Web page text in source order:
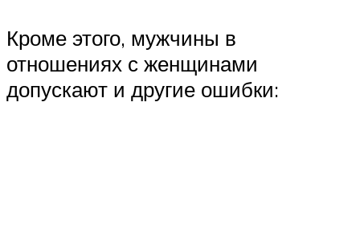
Кроме этого, мужчины в
отношениях с женщинами
допускают и другие ошибки: